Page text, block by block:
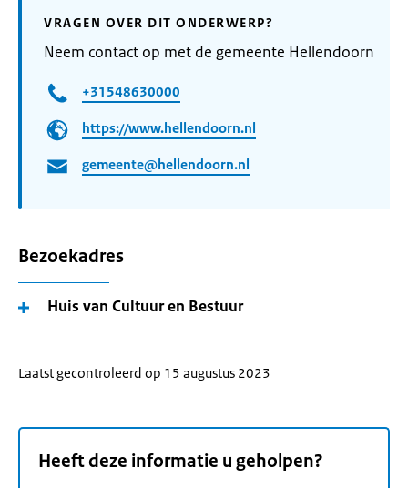
VRAGEN OVER DIT ONDERWERP?
Neem contact op met de gemeente Hellendoorn
+31548630000
https://www.hellendoorn.nl
gemeente@hellendoorn.nl
Bezoekadres
Huis van Cultuur en Bestuur
Laatst gecontroleerd op 15 augustus 2023
Heeft deze informatie u geholpen?